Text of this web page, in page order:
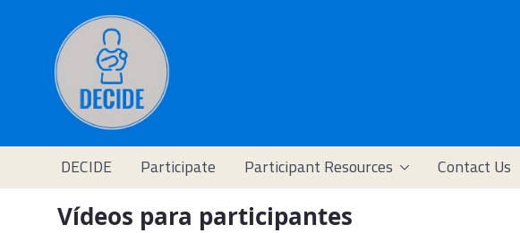
DECIDE Participate Participant Resources Contact Us
Vídeos para participantes